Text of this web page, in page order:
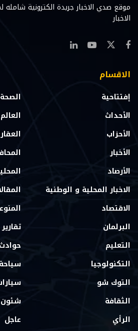
موقع صدي الاخبار جريدة الكترونية شامله
الاخبار
الاقسام
إفتتاحية
الأحداث
الأحزاب
الأخبار
الأرصاد
الاخبار المحلية و الوطنية
الاقتصاد
البرلمان
التعليم
التكنولوجيا
التوك شو
الثقافة
الرأي
الصحة
العالم
شئون
عاجل